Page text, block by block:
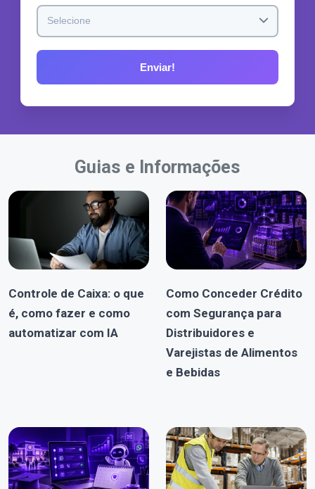
Guias e Informações
Controle de Caixa: o que
é, como fazer e como
automatizar com IA
Como Conceder Crédito
com Segurança para
Distribuidores e
Varejistas de Alimentos
e Bebidas